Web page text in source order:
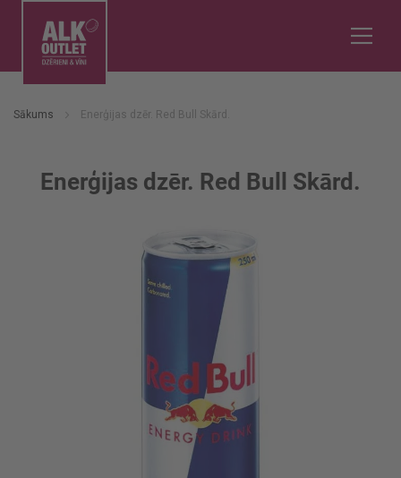
Sākums Enerģijas dzēr. Red Bull Skārd.
Enerģijas dzēr. Red Bull Skārd.